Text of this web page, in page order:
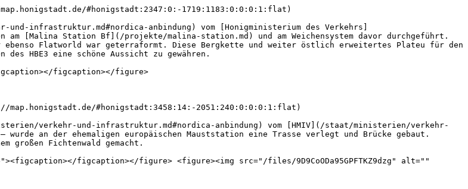
map.honigstadt.de/#honigstadt:2347:0:-1719:1183:0:0:0:1:flat)
infrastruktur.md#nordica-anbindung) vom [Honigministerium des Verkehrs]
am [Malina Station Bf](/projekte/malina-station.md) und am Weichensystem davor durchgeführt.
ebenso Flatworld war geterraformt. Diese Bergkette und weiter östlich erweitertes Plateu für den
HBE3 eine schöne Aussicht zu gewähren.
figcaption></figure>
map.honigstadt.de/#honigstadt:3458:14:-2051:240:0:0:0:1:flat)
verkehr-und-infrastruktur.md#nordica-anbindung) vom [HMIV](/staat/ministerien/verkehr-
an der ehemaligen europäischen Mauststation eine Trasse verlegt und Brücke gebaut.
großen Fichtenwald gemacht.
figcaption></figure> <figure><img src="/files/9D9CoODa95GPFTKZ9dzg" alt=""